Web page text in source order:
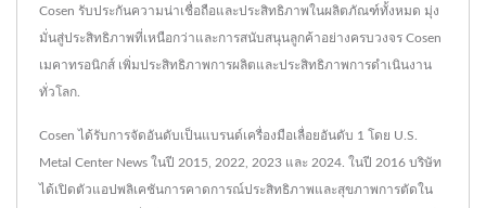
Cosen รับประกันความน่าเชื่อถือและประสิทธิภาพในผลิตภัณฑ์ทั้งหมด มุ่ง
มั่นสู่ประสิทธิภาพที่เหนือกว่าและการสนับสนุนลูกค้าอย่างครบวงจร Cosen
เมคาทรอนิกส์ เพิ่มประสิทธิภาพการผลิตและประสิทธิภาพการดำเนินงาน
ทั่วโลก.
Cosen ได้รับการจัดอันดับเป็นแบรนด์เครื่องมือเลื่อยอันดับ 1 โดย U.S.
Metal Center News ในปี 2015, 2022, 2023 และ 2024. ในปี 2016 บริษัท
ได้เปิดตัวแอปพลิเคชันการคาดการณ์ประสิทธิภาพและสุขภาพการตัดใน